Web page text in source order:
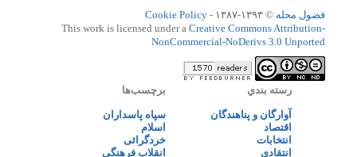
فضول محله © ۱۳۹۳-۱۳۸۷ -
Cookie Policy
This work is licensed under a Creative Commons Attribution-
NonCommercial-NoDerivs 3.0 Unported
رسته بندي
آوارگان و پناهندگان
اقتصاد
انتخابات
انتقادی
برچسب‌ها
سپاه پاسداران
اسلام
خردگرائی
انقلاب فرهنگی